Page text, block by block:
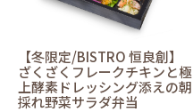
【冬限定/BISTRO 恒良創】
ざくざくフレークチキンと極
上酵素ドレッシング添えの朝
採れ野菜サラダ弁当